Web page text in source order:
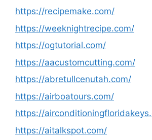
https://recipemake.com/
https://weeknightrecipe.com/
https://ogtutorial.com/
https://aacustomcutting.com/
https://abretullcenutah.com/
https://airboatours.com/
https://
https://aitalkspot.com/